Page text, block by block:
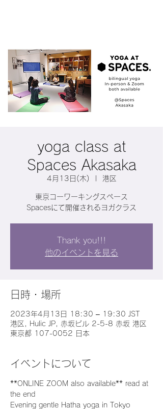
yoga class at
Spaces Akasaka
4月13日(木) 港区
東京コーワーキングスペース
Spacesにて開催されるヨガクラス
Thank you!!!
他のイベントを見る
日時・場所
2023年4月13日 18:30 – 19:30 JST
港区, Hulic JP, 赤坂ビル 2-5-8 赤坂 港区
東京都 107-0052 日本
イベントについて
**ONLINE ZOOM also available** read at
the end
Evening gentle Hatha yoga in Tokyo